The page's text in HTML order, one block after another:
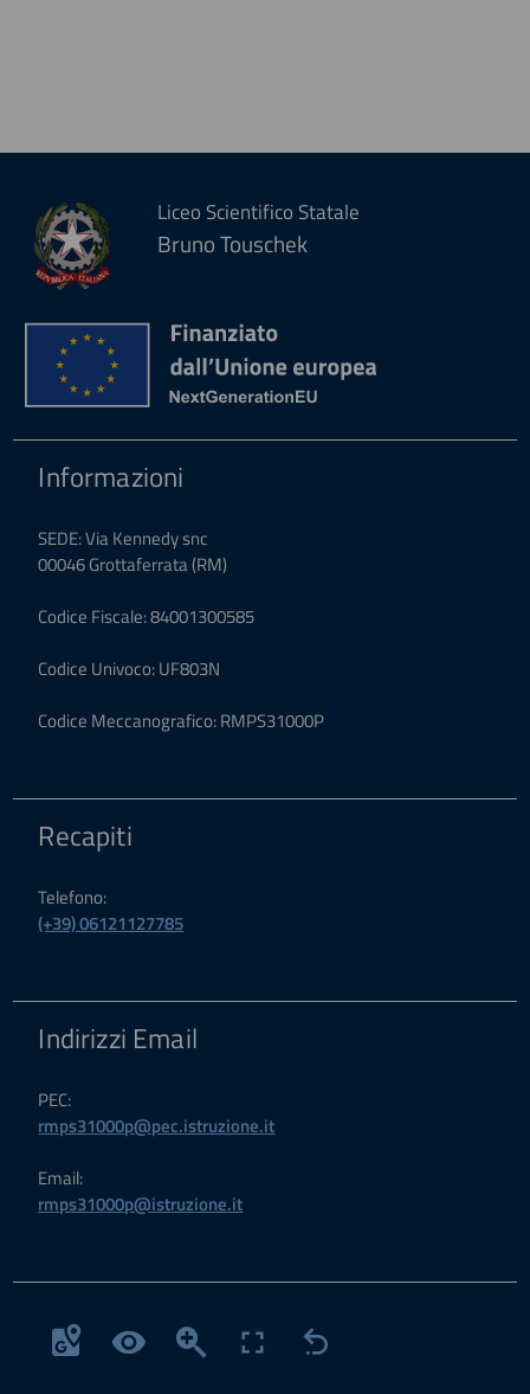
Liceo Scientifico Statale
Bruno Touschek
Informazioni
SEDE: Via Kennedy snc
00046 Grottaferrata (RM)
Codice Fiscale: 84001300585
Codice Univoco: UF803N
Codice Meccanografico: RMPS31000P
Recapiti
Telefono:
(+39) 06121127785
Indirizzi Email
PEC:
rmps31000p@pec.istruzione.it
Email:
rmps31000p@istruzione.it